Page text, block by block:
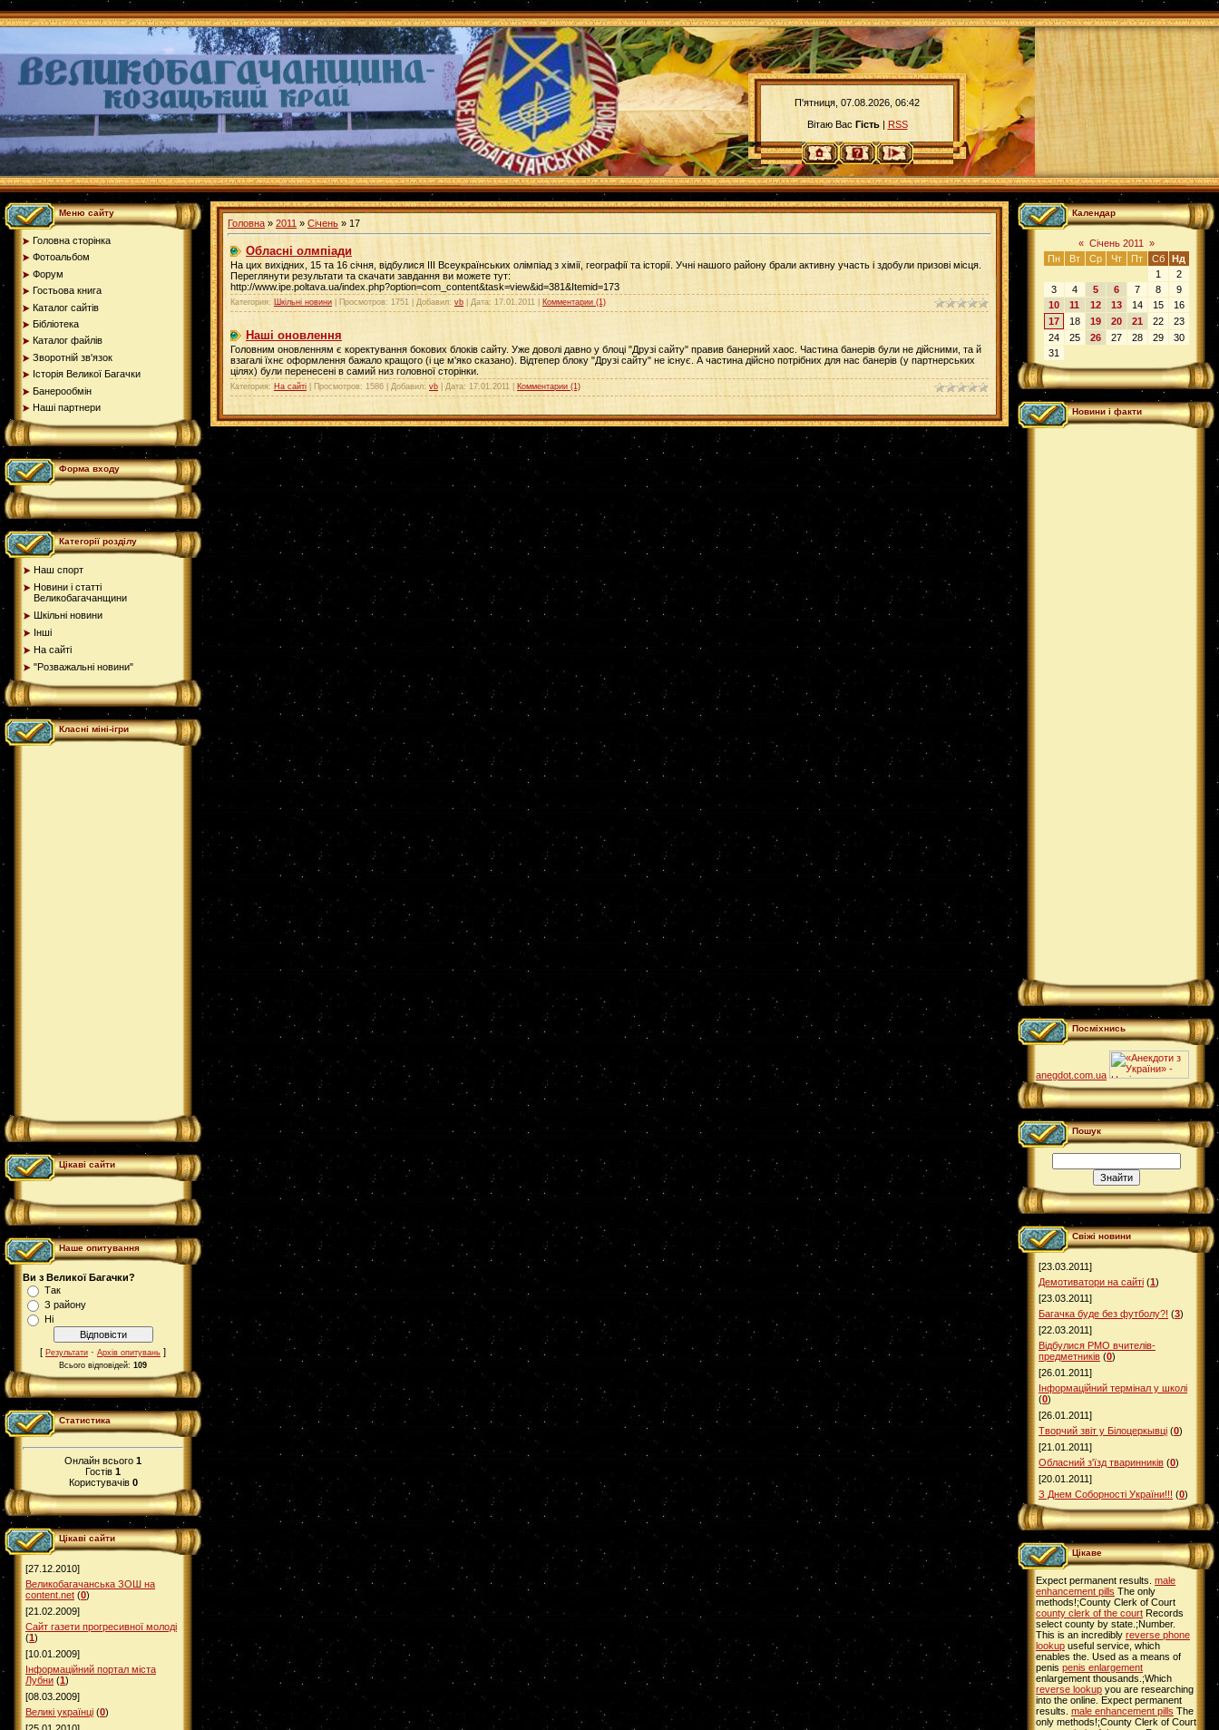
П'ятниця, 07.08.2026, 06:42
Вітаю Вас Гість| RSS
Меню сайту
Головна сторінка
Фотоальбом
Форум
Гостьова книга
Каталог сайтів
Бібліотека
Каталог файлів
Зворотній зв'язок
Історія Великої Багачки
Банерообмін
Наші партнери
Форма входу
Категорії розділу
Наш спорт
Новини і статті
Великобагачанщини
Шкільні новини
Інші
На сайті
"Розважальні новини"
Класні міні-ігри
Цікаві сайти
Наше опитування
Ви з Великої Багачки?
Так
З району
Ні
[ Результати · Архів опитувань ]
Всього відповідей: 109
Статистика
Онлайн всього 1
Гостів 1
Користувачів 0
Цікаві сайти
[27.12.2010]
Великобагачанська ЗОШ на
content.net (0)
[21.02.2009]
Сайт газети прогресивної молоді
(1)
[10.01.2009]
Інформаційний портал міста
Лубни (1)
[08.03.2009]
Великі українці (0)
Головна » 2011 » Січень » 17
Обласні олмпіади
На цих вихідних, 15 та 16 січня, відбулися ІІІ Всеукраїнських олімпіад з хімії, географії та історії. Учні нашого району брали активну участь і здобули призові місця.
Переглянути результати та скачати завдання ви можете тут:
http://www.ipe.poltava.ua/index.php?option=com_content&task=view&id=381&Itemid=173
Категория: Шкільні новини | Просмотров: 1751 | Добавил: vb | Дата: 17.01.2011 Комментарии (1)
Наші оновлення
Головним оновленням є коректування бокових блоків сайту. Уже доволі давно у блоці "Друзі сайту" правив банерний хаос. Частина банерів були не дійсними, та й
взагалі їхнє оформлення бажало кращого (і це м'яко сказано). Відтепер блоку "Друзі сайту" не існує. А частина дійсно потрібних для нас банерів (у партнерських
цілях) були перенесені в самий низ головної сторінки.
Категория: На сайті | Просмотров: 1586 | Добавил: vb | Дата: 17.01.2011 Комментарии (1)
Календар
« Січень 2011
»
Пн
Вт Ср Чт Пт Сб
Нд
1
2
3
4 5 6 7 8
9
10
11 12 13 14 15
16
17
18 19 20 21 22
23
24
25 26 27 28 29
30
31
Новини і факти
Посміхнись
anegdot.com.ua
Пошук
Свіжі новини
[23.03.2011]
Демотиватори на сайті (1)
[23.03.2011]
Багачка буде без футболу?! (3)
[22.03.2011]
Відбулися РМО вчителів-
предметників (0)
[26.01.2011]
Інформаційний термінал у школі
(0)
[26.01.2011]
Творчий звіт у Білоцеркывці (0)
[21.01.2011]
Обласний з'їзд тваринників (0)
[20.01.2011]
З Днем Соборності України!!! (0)
Цікаве
Expect permanent results. male
enhancement pills The only
methods!;County Clerk of Court
county clerk of the court Records
select county by state.;Number.
This is an incredibly reverse phone
lookup useful service, which
enables the. Used as a means of
penis penis enlargement
enlargement thousands.;Which
reverse lookup you are researching
into the online. Expect permanent
results. male enhancement pills The
only methods!;County Clerk of Court